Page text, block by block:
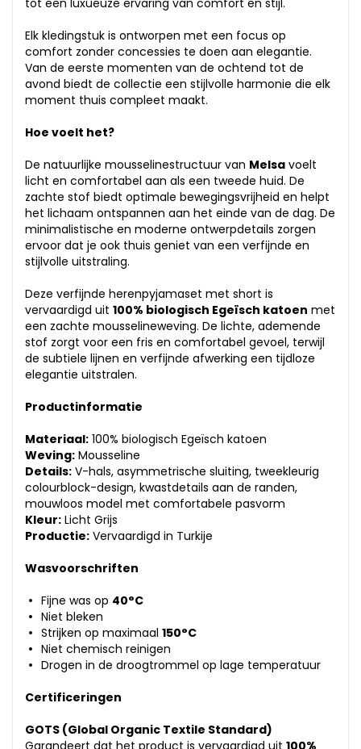
tot een luxueuze ervaring van comfort en stijl.
Elk kledingstuk is ontworpen met een focus op
comfort zonder concessies te doen aan elegantie.
Van de eerste momenten van de ochtend tot de
avond biedt de collectie een stijlvolle harmonie die elk
moment thuis compleet maakt.
Hoe voelt het?
De natuurlijke mousselinestructuur van Melsa voelt
licht en comfortabel aan als een tweede huid. De
zachte stof biedt optimale bewegingsvrijheid en helpt
het lichaam ontspannen aan het einde van de dag. De
minimalistische en moderne ontwerpdetails zorgen
ervoor dat je ook thuis geniet van een verfijnde en
stijlvolle uitstraling.
Deze verfijnde herenpyjamaset met short is
vervaardigd uit 100% biologisch Egeïsch katoen met
een zachte mousselineweving. De lichte, ademende
stof zorgt voor een fris en comfortabel gevoel, terwijl
de subtiele lijnen en verfijnde afwerking een tijdloze
elegantie uitstralen.
Productinformatie
Materiaal: 100% biologisch Egeïsch katoen
Weving: Mousseline
Details: V-hals, asymmetrische sluiting, tweekleurig
colourblock-design, kwastdetails aan de randen,
mouwloos model met comfortabele pasvorm
Kleur: Licht Grijs
Productie: Vervaardigd in Turkije
Wasvoorschriften
Fijne was op 40°C
Niet bleken
Strijken op maximaal 150°C
Niet chemisch reinigen
Drogen in de droogtrommel op lage temperatuur
Certificeringen
GOTS (Global Organic Textile Standard)